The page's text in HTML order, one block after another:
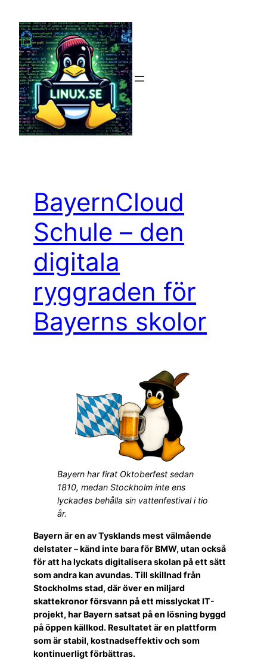
innehåll
BayernCloud
Schule – den
digitala
ryggraden för
Bayerns skolor
Bayern har firat Oktoberfest sedan
1810, medan Stockholm inte ens
lyckades behålla sin vattenfestival i tio
år.
Bayern är en av Tysklands mest välmående
delstater – känd inte bara för BMW, utan också
för att ha lyckats digitalisera skolan på ett sätt
som andra kan avundas. Till skillnad från
Stockholms stad, där över en miljard
skattekronor försvann på ett misslyckat IT-
projekt, har Bayern satsat på en lösning byggd
på öppen källkod. Resultatet är en plattform
som är stabil, kostnadseffektiv och som
kontinuerligt förbättras.